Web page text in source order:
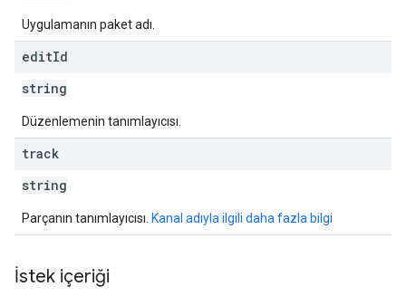
Uygulamanın paket adı.
editId
string
Düzenlemenin tanımlayıcısı.
track
string
Parçanın tanımlayıcısı. Kanal adıyla ilgili daha fazla bilgi
İstek içeriği